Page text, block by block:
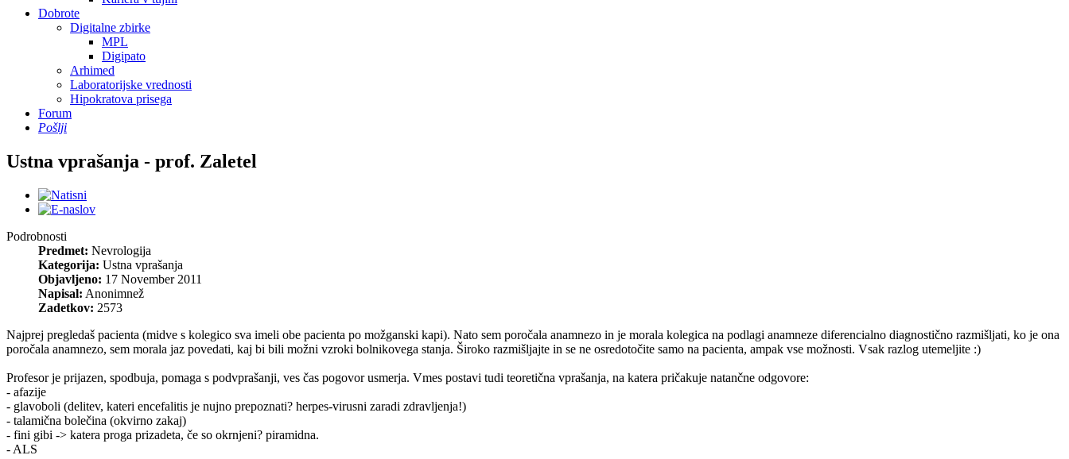
Dobrote
Digitalne zbirke
MPL
Digipato
Arhimed
Laboratorijske vrednosti
Hipokratova prisega
Forum
Pošlji
Ustna vprašanja - prof. Zaletel
Podrobnosti
Predmet: Nevrologija
Kategorija: Ustna vprašanja
Objavljeno: 17 November 2011
Napisal: Anonimnež
Zadetkov: 2573
Najprej pregledaš pacienta (midve s kolegico sva imeli obe pacienta po možganski kapi). Nato sem poročala anamnezo in je morala kolegica na podlagi anamneze diferencialno diagnostično razmišljati, ko je ona
poročala anamnezo, sem morala jaz povedati, kaj bi bili možni vzroki bolnikovega stanja. Široko razmišljajte in se ne osredotočite samo na pacienta, ampak vse možnosti. Vsak razlog utemeljite :)
Profesor je prijazen, spodbuja, pomaga s podvprašanji, ves čas pogovor usmerja. Vmes postavi tudi teoretična vprašanja, na katera pričakuje natančne odgovore:
- afazije
- glavoboli (delitev, kateri encefalitis je nujno prepoznati? herpes-virusni zaradi zdravljenja!)
- talamična bolečina (okvirno zakaj)
- fini gibi -> katera proga prizadeta, če so okrnjeni? piramidna.
- ALS